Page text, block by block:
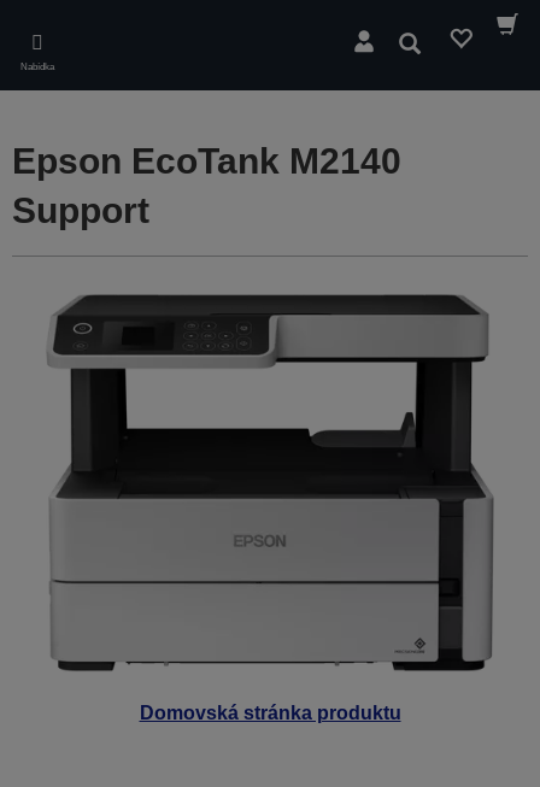
main
content
Nabídka
Hledat
Domovská stránka produktu
Epson EcoTank M2140
Support